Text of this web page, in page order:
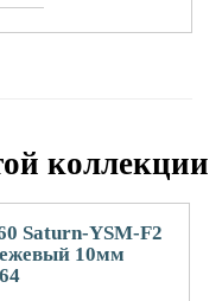
коллекции
Saturn-YSM-F2
10мм